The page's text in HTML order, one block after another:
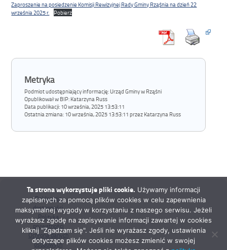
Zaproszenie na posiedzenie Komisji Rewizyjnej Rady Gminy Rząśnia na dzień 22
września 2025 r.
Pobierz
Metryka
Podmiot udostępniający informację: Urząd Gminy w Rząśni
Opublikował w BIP: Katarzyna Russ
Data publikacji: 10 września, 2025 13:53:11
Ostatnia zmiana: 10 września, 2025 13:53:11 przez Katarzyna Russ
Deklaracja
dostępności
Polityka
prywatności
Ochrona danych
osobowych
Ta strona wykorzystuje pliki cookie. Używamy informacji
zapisanych za pomocą plików cookies w celu zapewnienia
maksymalnej wygody w korzystaniu z naszego serwisu. Jeżeli
wyrażasz zgodę na zapisywanie informacji zawartej w cookies
kliknij "Zgadzam się". Jeśli nie wyrażasz zgody, ustawienia
dotyczące plików cookies możesz zmienić w swojej